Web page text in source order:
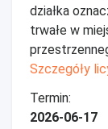
działka
trwałe w
Szczegóły
Termin:
2026-06-17